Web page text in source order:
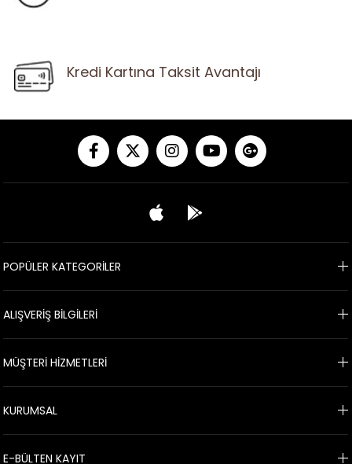
Kredi Kartına Taksit Avantajı
POPÜLER KATEGORİLER
ALIŞVERİŞ BİLGİLERİ
MÜŞTERİ HİZMETLERİ
KURUMSAL
E-BÜLTEN KAYIT